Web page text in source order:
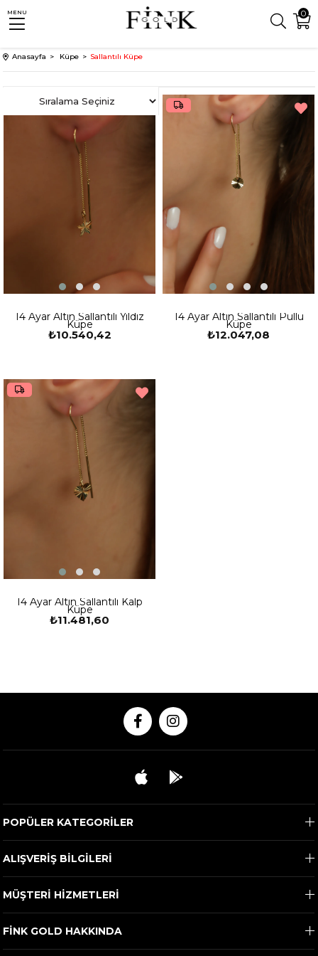
0
MENU
Anasayfa Küpe Sallantılı Küpe
14 Ayar Altın Sallantılı Yıldız
Küpe
₺10.540,42
14 Ayar Altın Sallantılı Pullu
Küpe
₺12.047,08
14 Ayar Altın Sallantılı Kalp
Küpe
₺11.481,60
POPÜLER KATEGORİLER
ALIŞVERİŞ BİLGİLERİ
MÜŞTERİ HİZMETLERİ
FİNK GOLD HAKKINDA